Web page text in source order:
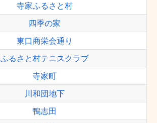
寺家ふるさと村
四季の家
東口商栄会通り
ふるさと村テニスクラブ
寺家町
川和団地下
鴨志田